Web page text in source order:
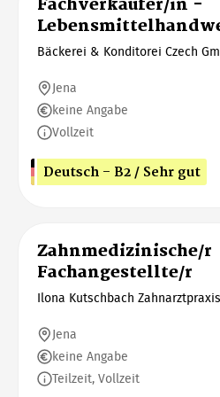
Fachverkäufer/in -
Bäckerei & Konditorei Czech
Jena
keine Angabe
Vollzeit
Deutsch - B2 / Sehr gut
Zahnmedizinische/r
Fachangestellte/r
Ilona Kutschbach Zahnarztpraxis
Jena
keine Angabe
Teilzeit, Vollzeit